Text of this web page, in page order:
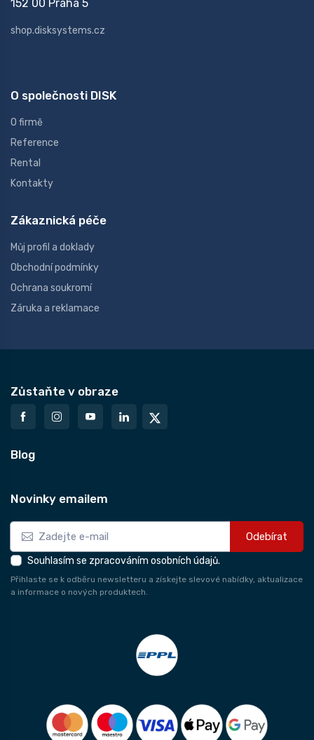
152 00 Praha 5
shop.disksystems.cz
O společnosti DISK
O firmě
Reference
Rental
Kontakty
Zákaznická péče
Můj profil a doklady
Obchodní podmínky
Ochrana soukromí
Záruka a reklamace
Zůstaňte v obraze
Blog
Novinky emailem
Odebírat
Souhlasím se zpracováním osobních údajů.
Přihlaste se k odběru newsletteru a získejte slevové nabídky, aktualizace
a informace o nových produktech.